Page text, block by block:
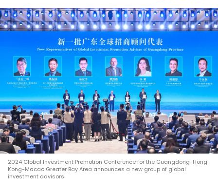
2024 Global Investment Promotion Conference for the Guangdong-Hong
Kong-Macao Greater Bay Area announces a new group of global
investment advisors